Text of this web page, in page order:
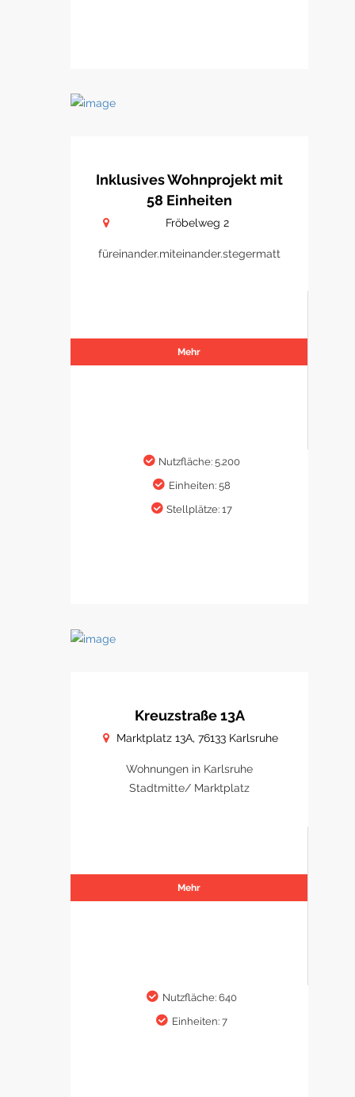
Inklusives Wohnprojekt mit
58 Einheiten
Fröbelweg 2
füreinander.miteinander.stegermatt
Mehr
Nutzfläche: 5.200
Einheiten: 58
Stellplätze: 17
Kreuzstraße 13A
Marktplatz 13A, 76133 Karlsruhe
Wohnungen in Karlsruhe
Stadtmitte/ Marktplatz
Mehr
Nutzfläche: 640
Einheiten: 7